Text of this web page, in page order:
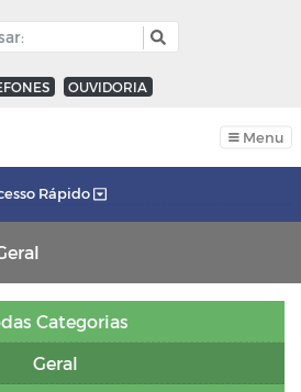
OUVIDORIA
Menu
Rápido
Categorias
Geral